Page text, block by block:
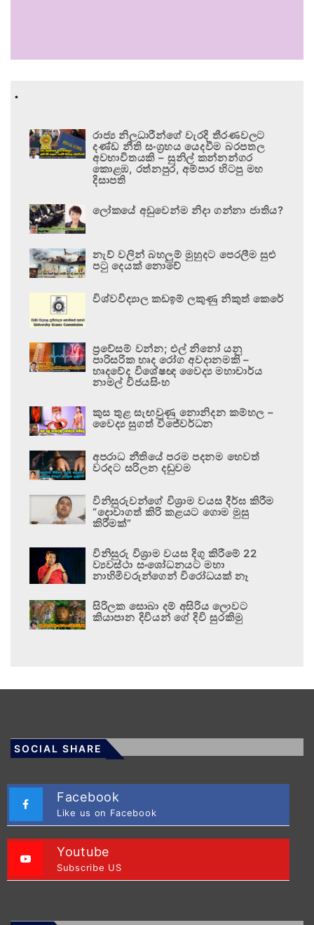
.
රාජ්‍ය නිලධාරීන්ගේ වැරදි තීරණවලට
දණ්ඩ නීති සංග්‍රහය යෙදවීම බරපතල
අවභාවිතයකි – සුනිල් කන්නන්ගර
කොළඹ, රත්නපුර, අම්පාර හිටපු මහ
දිසාපති
ලෝකයේ අඩුවෙන්ම නිදා ගන්නා ජාතිය?
නැව් වලින් බහලුම් මුහුදට පෙරලීම සුළු
පටු දෙයක් නොවේ
විශ්වවිද්‍යාල කඩඉම් ලකුණු නිකුත් කෙරේ
ප්‍රවේසම් වන්න; එල් නිනෝ යනු
පාරිසරික හෘද රෝග අවදානමකි –
හෘදවේද විශේෂඥ වෛද්‍ය මහාචාර්ය
නාමල් විජයසිංහ
කුස තුළ සැඟවුණු නොනිදන කම්හල –
වෛද්‍ය සුගත් විජේවර්ධන
අපරාධ නීතියේ පරම පදනම හෙවත්
වරදට සරිලන දඬුවම
විනිසුරුවන්ගේ විශ්‍රාම වයස දීර්ඝ කිරීම
“දොවාගත් කිරි කළයට ගොම මුසු
කිරීමක්”
විනිසුරු විශ්‍රාම වයස දිගු කිරීමේ 22
ව්‍යවස්ථා සංශෝධනයට මහා
නාහිමිවරුන්ගෙන් විරෝධයක් නෑ
සිරිලක සොබා දම් අසිරිය ලොවට
කියාපාන දිවියන් ගේ දිවි සුරකිමු
SOCIAL SHARE
Facebook
Like us on Facebook
Youtube
Subscribe US